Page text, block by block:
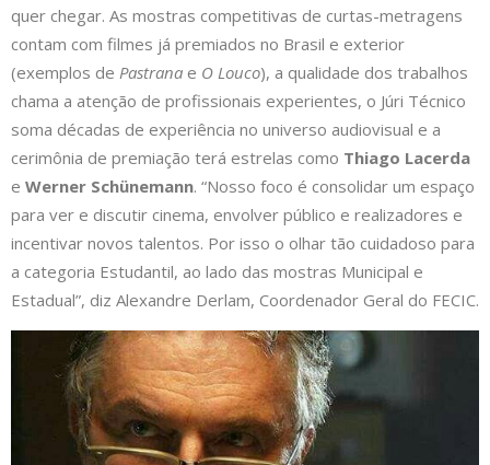
quer chegar. As mostras competitivas de curtas-metragens
contam com filmes já premiados no Brasil e exterior
(exemplos de Pastrana e O Louco), a qualidade dos trabalhos
chama a atenção de profissionais experientes, o Júri Técnico
soma décadas de experiência no universo audiovisual e a
cerimônia de premiação terá estrelas como Thiago Lacerda
e Werner Schünemann. “Nosso foco é consolidar um espaço
para ver e discutir cinema, envolver público e realizadores e
incentivar novos talentos. Por isso o olhar tão cuidadoso para
a categoria Estudantil, ao lado das mostras Municipal e
Estadual”, diz Alexandre Derlam, Coordenador Geral do FECIC.